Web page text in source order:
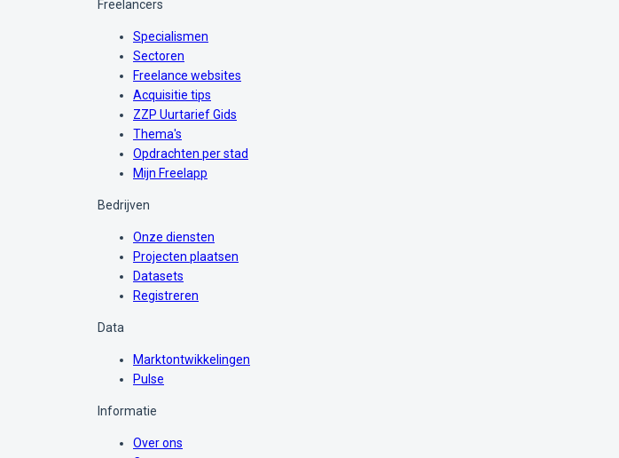
Freelancers
Specialismen
Sectoren
Freelance websites
Acquisitie tips
ZZP Uurtarief Gids
Thema's
Opdrachten per stad
Mijn Freelapp
Bedrijven
Onze diensten
Projecten plaatsen
Datasets
Registreren
Data
Marktontwikkelingen
Pulse
Informatie
Over ons